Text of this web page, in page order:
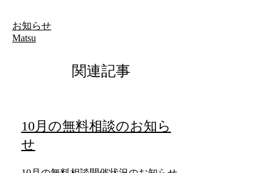
お知らせ
Matsu
関連記事
10月の無料相談のお知ら
せ